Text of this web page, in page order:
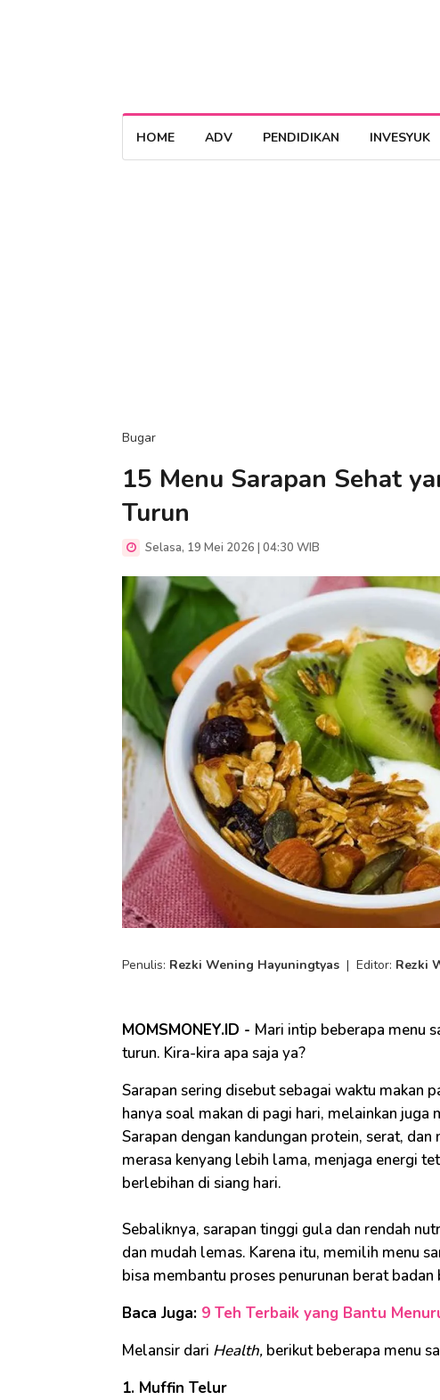
HOME ADV PENDIDIKAN INVESYUK
Bugar
15 Menu Sarapan Sehat
Turun
Selasa, 19 Mei 2026 | 04:30 WIB
Penulis: Rezki Wening Hayuningtyas | Editor: Rezki
MOMSMONEY.ID - Mari intip beberapa menu
turun. Kira-kira apa saja ya?
Sarapan sering disebut sebagai waktu makan
hanya soal makan di pagi hari, melainkan
Sarapan dengan kandungan protein, serat,
merasa kenyang lebih lama, menjaga energi
berlebihan di siang hari.
Sebaliknya, sarapan tinggi gula dan rendah
dan mudah lemas. Karena itu, memilih menu
bisa membantu proses penurunan berat
Baca Juga: 9 Teh Terbaik yang Bantu
Melansir dari Health, berikut beberapa menu
1. Muffin Telur